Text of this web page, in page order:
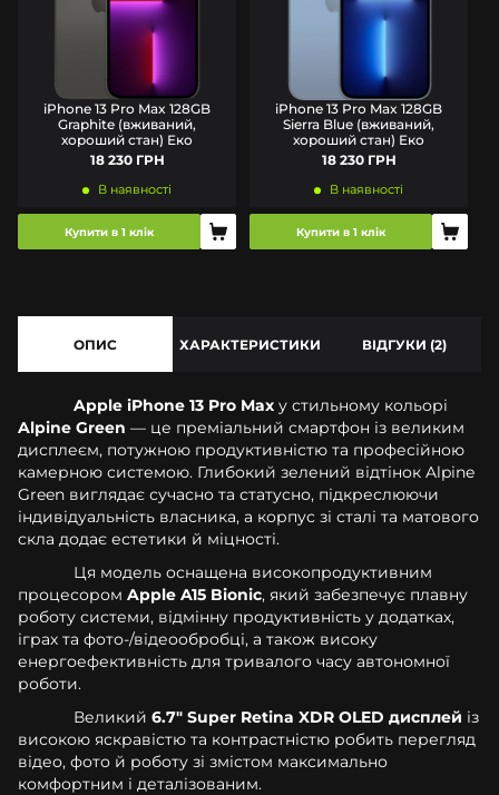
iPhone 13 Pro Max 128GB
Graphite (вживаний,
хороший стан) Еко
18 230 ГРН
В наявності
Купити в 1 клік
iPhone 13 Pro Max 128GB
Sierra Blue (вживаний,
хороший стан) Еко
18 230 ГРН
В наявності
Купити в 1 клік
ОПИС ХАРАКТЕРИСТИКИ ВІДГУКИ (2)
Apple iPhone 13 Pro Max у стильному кольорі
Alpine Green — це преміальний смартфон із великим
дисплеєм, потужною продуктивністю та професійною
камерною системою. Глибокий зелений відтінок Alpine
Green виглядає сучасно та статусно, підкреслюючи
індивідуальність власника, а корпус зі сталі та матового
скла додає естетики й міцності.
Ця модель оснащена високопродуктивним
процесором Apple A15 Bionic, який забезпечує плавну
роботу системи, відмінну продуктивність у додатках,
іграх та фото-/відеообробці, а також високу
енергоефективність для тривалого часу автономної
роботи.
Великий 6.7" Super Retina XDR OLED дисплей із
високою яскравістю та контрастністю робить перегляд
відео, фото й роботу зі змістом максимально
комфортним і деталізованим.